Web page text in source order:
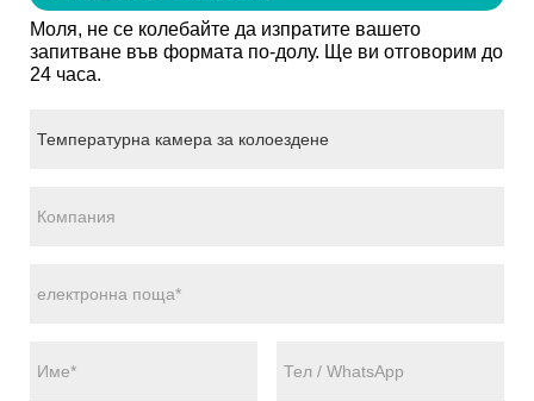
Моля, не се колебайте да изпратите вашето
запитване във формата по-долу. Ще ви отговорим до
24 часа.